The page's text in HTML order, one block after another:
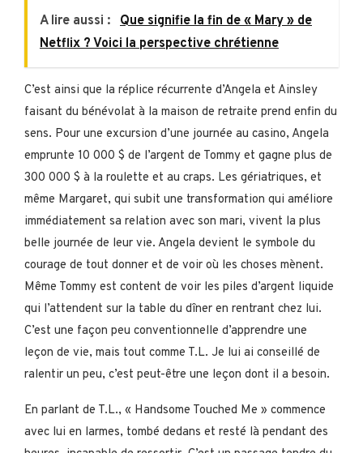
A lire aussi :
Que signifie la fin de « Mary » de
Netflix ? Voici la perspective chrétienne
C’est ainsi que la réplice récurrente d’Angela et Ainsley
faisant du bénévolat à la maison de retraite prend enfin du
sens. Pour une excursion d’une journée au casino, Angela
emprunte 10 000 $ de l’argent de Tommy et gagne plus de
300 000 $ à la roulette et au craps. Les gériatriques, et
même Margaret, qui subit une transformation qui améliore
immédiatement sa relation avec son mari, vivent la plus
belle journée de leur vie. Angela devient le symbole du
courage de tout donner et de voir où les choses mènent.
Même Tommy est content de voir les piles d’argent liquide
qui l’attendent sur la table du dîner en rentrant chez lui.
C’est une façon peu conventionnelle d’apprendre une
leçon de vie, mais tout comme T.L. Je lui ai conseillé de
ralentir un peu, c’est peut-être une leçon dont il a besoin.
En parlant de T.L., « Handsome Touched Me » commence
avec lui en larmes, tombé dedans et resté là pendant des